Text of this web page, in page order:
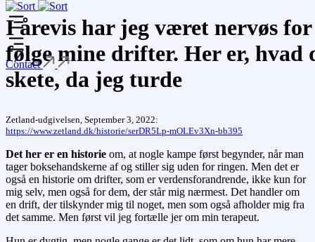
Contact
I årevis har jeg været nervøs
følge mine drifter. Her er, hvad
skete, da jeg turde
Zetland-udgivelsen, September 3, 2022:
https://www.zetland.dk/historie/serDR5Lp-mOLEv3Xn-bb395
Det her er en historie om, at nogle kampe først begynder, når man
tager boksehandskerne af og stiller sig uden for ringen. Men det er
også en historie om drifter, som er verdensforandrende, ikke kun for
mig selv, men også for dem, der står mig nærmest. Det handler om
en drift, der tilskynder mig til noget, men som også afholder mig fra
det samme. Men først vil jeg fortælle jer om min terapeut.